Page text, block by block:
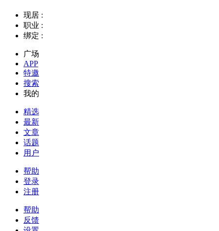
现居 :
职业 :
绑定 :
广场
APP
特邀
搜索
我的
精选
最新
文章
话题
用户
帮助
登录
注册
帮助
反馈